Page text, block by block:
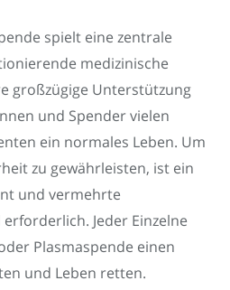
spielt eine zentrale
medizinische
großzügige Unterstützung
und Spender vielen
ein normales Leben. Um
zu gewährleisten, ist ein
und vermehrte
Jeder Einzelne
Plasmaspende einen
und Leben retten.